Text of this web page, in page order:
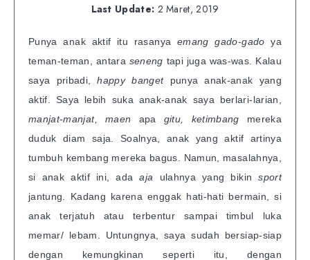
Last Update: 2 Maret, 2019
Punya anak aktif itu rasanya emang gado-gado ya
teman-teman, antara seneng tapi juga was-was. Kalau
saya pribadi,happy banget punya anak-anak yang
aktif. Saya lebih suka anak-anak saya berlari-larian,
manjat-manjat, maen apa gitu, ketimbang mereka
duduk diam saja. Soalnya, anak yang aktif artinya
tumbuh kembang mereka bagus. Namun, masalahnya,
si anak aktif ini, adaaja ulahnya yang bikinsport
jantung. Kadang karena enggak hati-hati bermain, si
anak terjatuh atau terbentur sampai timbul luka
memar/ lebam. Untungnya, saya sudah bersiap-siap
dengan kemungkinan seperti itu, dengan